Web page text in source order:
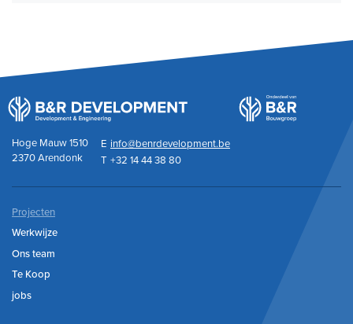
Hoge Mauw 1510
2370 Arendonk
E info@benrdevelopment.be
T +32 14 44 38 80
Projecten
Werkwijze
Ons team
Te Koop
jobs